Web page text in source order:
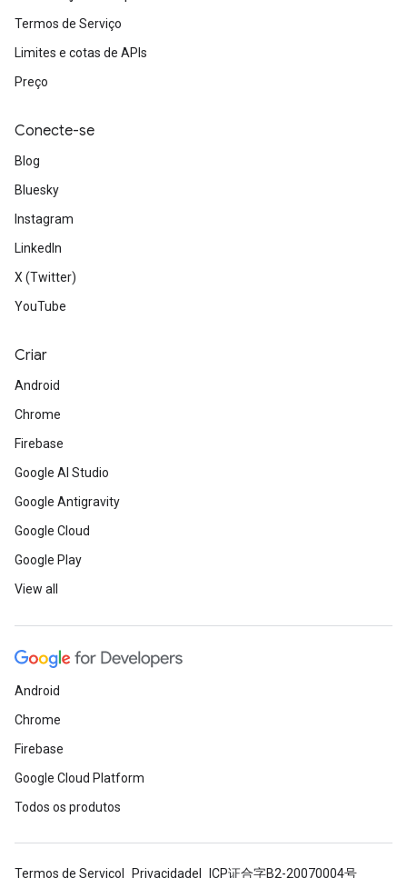
Termos de Serviço
Limites e cotas de APIs
Preço
Conecte-se
Blog
Bluesky
Instagram
LinkedIn
X (Twitter)
YouTube
Criar
Android
Chrome
Firebase
Google AI Studio
Google Antigravity
Google Cloud
Google Play
View all
Android
Chrome
Firebase
Google Cloud Platform
Todos os produtos
Termos de Serviço Privacidade ICP证合字B2-20070004号